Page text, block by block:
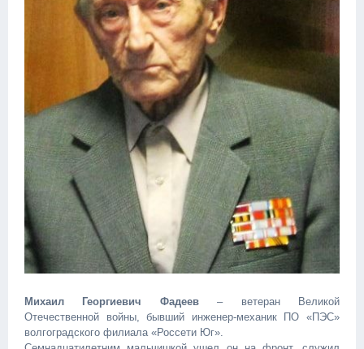
Михаил Георгиевич Фадеев– ветеран Великой
Отечественной войны, бывший инженер-механик ПО «ПЭС»
волгоградского филиала «Россети Юг».